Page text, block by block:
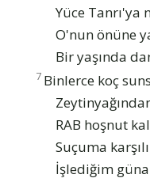
Yüce Tanrı'ya
O'nun önüne
Bir yaşında
7 Binlerce koç
RAB hoşnut
Suçuma
İşlediğim